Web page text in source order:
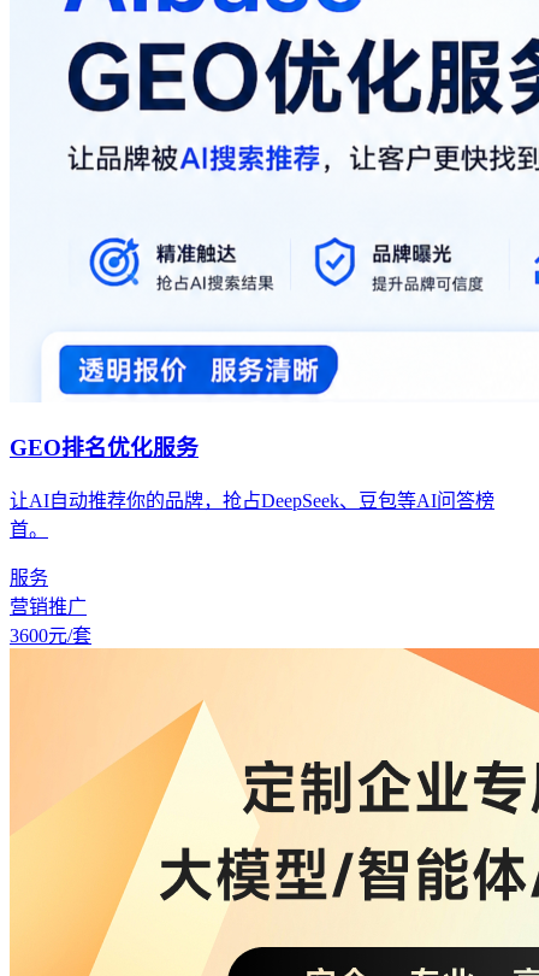
GEO排名优化服务
让AI自动推荐你的品牌，抢占DeepSeek、豆包等AI问答榜
首。
服务
营销推广
3600元/套